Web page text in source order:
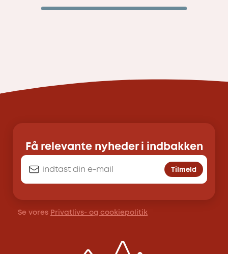
Få relevante nyheder i indbakken
Tilmeld
Se vores Privatlivs- og cookiepolitik